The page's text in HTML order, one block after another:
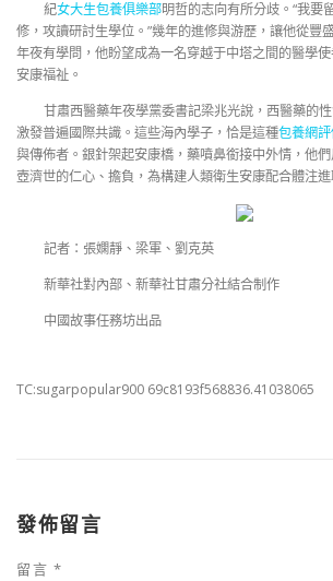
紀女大生包養俱樂部明哲的志向有所分歧。“我要
修，攻讀研討生學位。”幾年的進修與游歷，讓他從豐
年夜有學問，他盼望成為一名穿越于中塔之間的醫學
安康福祉。
甘肅西醫藥年夜學黨委書記梁兆光說，西醫藥的
激發普遍國際共識。這些海內學子，恰是這種包養網
與傳佈者。銀針架起安康橋，藥噴鼻銜接中外情，他
壺濟世的仁心、擔負，為構建人類衛生安康配合體注進
記者：張嫻靜、梁軍、劉克英
新華社對內部、新華社甘肅分社結合制作
中國故事任務坊出品
TC:sugarpopular900 69c8193f568836.41038065
發佈留言
留言 *